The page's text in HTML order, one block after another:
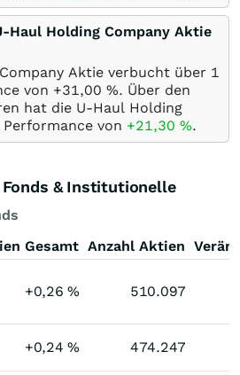
Haul Holding Company Aktie
Aktie verbucht über 1
von +31,00 %. Über den
hat die U-Haul Holding
von +21,30 %.
& Institutionelle
Gesamt Anzahl Aktien
+0,26% 510.097
+0,24% 474.247